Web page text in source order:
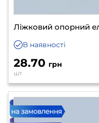
Ліжковий опорний
В наявності
28.70 грн
шт